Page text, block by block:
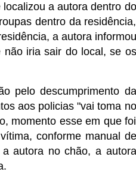
a autora dentro do
dentro da residência,
a autora informou
iria sair do local, se os
pelo descumprimento da
aos policias "vai toma no
momento esse em que foi
conforme manual de
autora no chão, a autora